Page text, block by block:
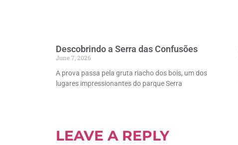
Descobrindo a Serra das Confusões
June 7, 2026
A prova passa pela gruta riacho dos bois, um dos
lugares impressionantes do parque Serra
LEAVE A REPLY